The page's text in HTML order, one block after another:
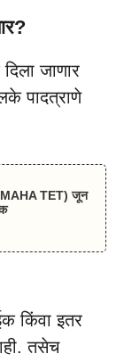
जाणार
पादत्राणे
(MAHA TET) जून
किंवा इतर
तसेच